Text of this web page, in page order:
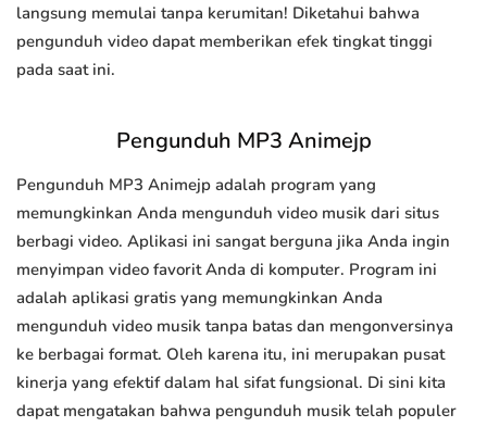
langsung memulai tanpa kerumitan! Diketahui bahwa
pengunduh video dapat memberikan efek tingkat tinggi
pada saat ini.
Pengunduh MP3 Animejp
Pengunduh MP3 Animejp adalah program yang
memungkinkan Anda mengunduh video musik dari situs
berbagi video. Aplikasi ini sangat berguna jika Anda ingin
menyimpan video favorit Anda di komputer. Program ini
adalah aplikasi gratis yang memungkinkan Anda
mengunduh video musik tanpa batas dan mengonversinya
ke berbagai format. Oleh karena itu, ini merupakan pusat
kinerja yang efektif dalam hal sifat fungsional. Di sini kita
dapat mengatakan bahwa pengunduh musik telah populer